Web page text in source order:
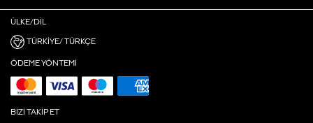
ÜLKE/DIL
TÜRKIYE/ TÜRKÇE
ÖDEME YÖNTEMI
BIZI TAKIP ET